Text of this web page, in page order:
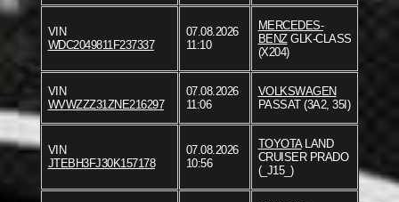
VIN
WDC2049811F237337
07.08.2026
11:10
MERCEDES-
BENZGLK-CLASS
(X204)
VIN
WVWZZZ31ZNE216297
07.08.2026
11:06
VOLKSWAGEN
PASSAT (3A2, 35I)
VIN
JTEBH3FJ30K157178
07.08.2026
10:56
TOYOTALAND
CRUISER PRADO
(_J15_)